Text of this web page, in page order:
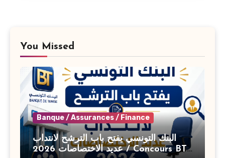
You Missed
Banque / Assurances / Finance
البنك التونسي يفتح باب الترشح لانتداب
عديد الاختصاصات 2026 / Concours BT